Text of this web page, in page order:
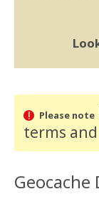
Please note
terms